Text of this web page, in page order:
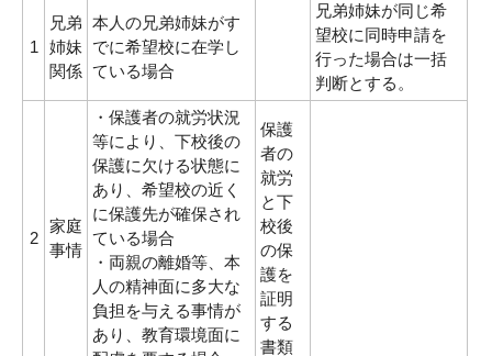
1
兄弟
姉妹
関係
本人の兄弟姉妹がす
でに希望校に在学し
ている場合
兄弟姉妹が同じ希
望校に同時申請を
行った場合は一括
判断とする。
2
家庭
事情
・保護者の就労状況
等により、下校後の
保護に欠ける状態に
あり、希望校の近く
に保護先が確保され
ている場合
・両親の離婚等、本
人の精神面に多大な
負担を与える事情が
あり、教育環境面に
保護
者の
就労
と下
校後
の保
護を
証明
する
書類